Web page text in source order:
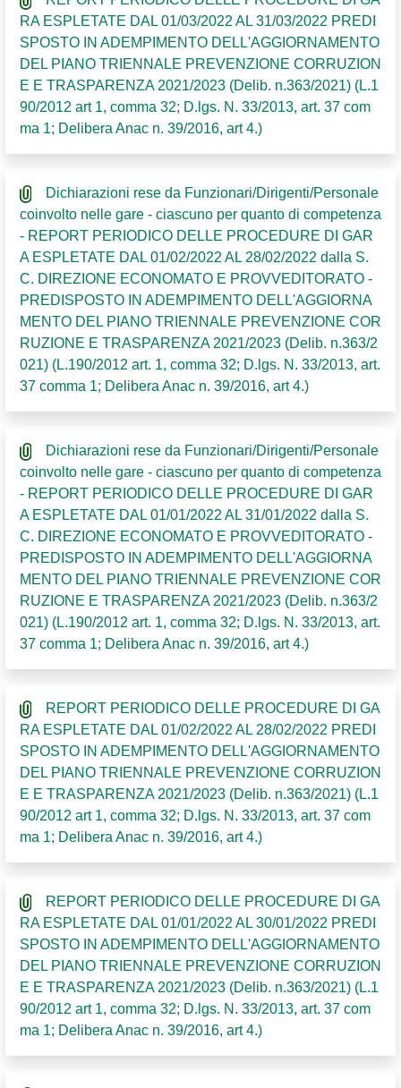
RA ESPLETATE DAL 01/03/2022 AL 31/03/2022 PREDI
SPOSTO IN ADEMPIMENTO DELL'AGGIORNAMENTO
DEL PIANO TRIENNALE PREVENZIONE CORRUZION
E E TRASPARENZA 2021/2023 (Delib. n.363/2021) (L.1
90/2012 art 1, comma 32; D.lgs. N. 33/2013, art. 37 com
ma 1; Delibera Anac n. 39/2016, art 4.)
Dichiarazioni rese da Funzionari/Dirigenti/Personale
coinvolto nelle gare - ciascuno per quanto di competenza
- REPORT PERIODICO DELLE PROCEDURE DI GAR
A ESPLETATE DAL 01/02/2022 AL 28/02/2022 dalla S.
C. DIREZIONE ECONOMATO E PROVVEDITORATO -
PREDISPOSTO IN ADEMPIMENTO DELL'AGGIORNA
MENTO DEL PIANO TRIENNALE PREVENZIONE COR
RUZIONE E TRASPARENZA 2021/2023 (Delib. n.363/2
021) (L.190/2012 art. 1, comma 32; D.lgs. N. 33/2013, art.
37 comma 1; Delibera Anac n. 39/2016, art 4.)
Dichiarazioni rese da Funzionari/Dirigenti/Personale
coinvolto nelle gare - ciascuno per quanto di competenza
- REPORT PERIODICO DELLE PROCEDURE DI GAR
A ESPLETATE DAL 01/01/2022 AL 31/01/2022 dalla S.
C. DIREZIONE ECONOMATO E PROVVEDITORATO -
PREDISPOSTO IN ADEMPIMENTO DELL'AGGIORNA
MENTO DEL PIANO TRIENNALE PREVENZIONE COR
RUZIONE E TRASPARENZA 2021/2023 (Delib. n.363/2
021) (L.190/2012 art. 1, comma 32; D.lgs. N. 33/2013, art.
37 comma 1; Delibera Anac n. 39/2016, art 4.)
REPORT PERIODICO DELLE PROCEDURE DI GA
RA ESPLETATE DAL 01/02/2022 AL 28/02/2022 PREDI
SPOSTO IN ADEMPIMENTO DELL'AGGIORNAMENTO
DEL PIANO TRIENNALE PREVENZIONE CORRUZION
E E TRASPARENZA 2021/2023 (Delib. n.363/2021) (L.1
90/2012 art 1, comma 32; D.lgs. N. 33/2013, art. 37 com
ma 1; Delibera Anac n. 39/2016, art 4.)
REPORT PERIODICO DELLE PROCEDURE DI GA
RA ESPLETATE DAL 01/01/2022 AL 30/01/2022 PREDI
SPOSTO IN ADEMPIMENTO DELL'AGGIORNAMENTO
DEL PIANO TRIENNALE PREVENZIONE CORRUZION
E E TRASPARENZA 2021/2023 (Delib. n.363/2021) (L.1
90/2012 art 1, comma 32; D.lgs. N. 33/2013, art. 37 com
ma 1; Delibera Anac n. 39/2016, art 4.)